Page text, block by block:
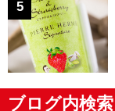
ブログ内検索